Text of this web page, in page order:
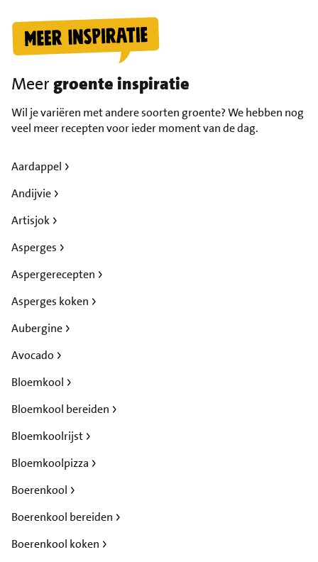
Meergroente inspiratie
Wil je variëren met andere soorten groente? We hebben nog
veel meer recepten voor ieder moment van de dag.
Aardappel
Andijvie
Artisjok
Asperges
Aspergerecepten
Asperges koken
Aubergine
Avocado
Bloemkool
Bloemkool bereiden
Bloemkoolrijst
Bloemkoolpizza
Boerenkool
Boerenkool bereiden
Boerenkool koken